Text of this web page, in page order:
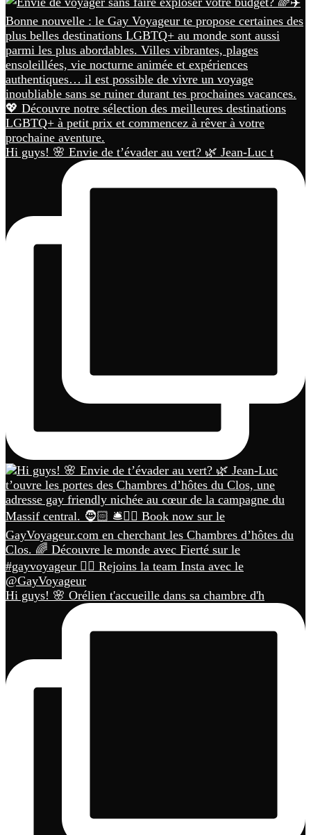
Hi guys! 🌸 Envie de t’évader au vert? 🌿 Jean-Luc t
Hi guys! 🌸 Orélien t'accueille dans sa chambre d'h